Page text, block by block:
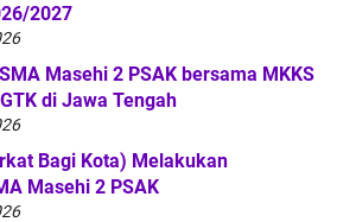
2027
Masehi 2 PSAK bersama MKKS
di Jawa Tengah
Bagi Kota) Melakukan
Masehi 2 PSAK